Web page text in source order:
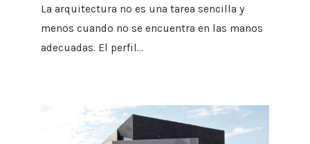
La arquitectura no es una tarea sencilla y
menos cuando no se encuentra en las manos
adecuadas. El perfil…